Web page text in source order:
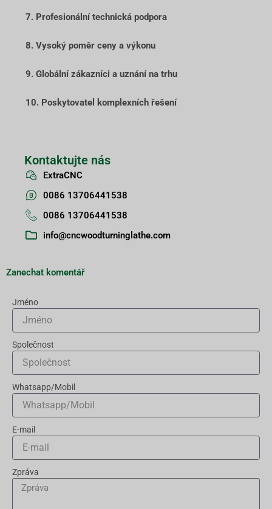
7. Profesionální technická podpora
8. Vysoký poměr ceny a výkonu
9. Globální zákazníci a uznání na trhu
10. Poskytovatel komplexních řešení
Kontaktujte nás
ExtraCNC
0086 13706441538
0086 13706441538
info@cncwoodturninglathe.com
Zanechat komentář
Jméno
Společnost
Whatsapp/Mobil
E-mail
Zpráva